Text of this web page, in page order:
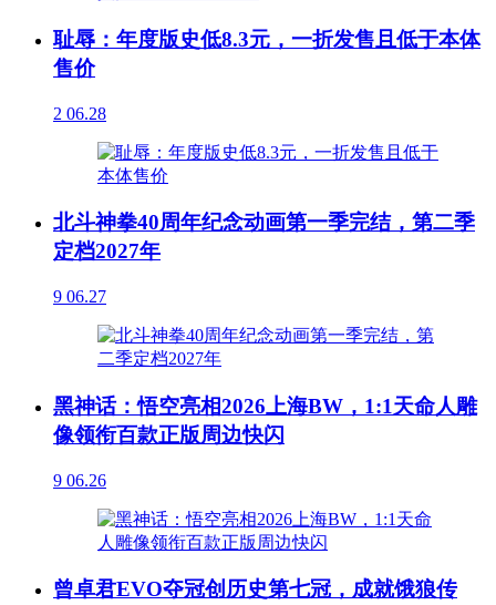
耻辱：年度版史低8.3元，一折发售且低于本体
售价
2 06.28
北斗神拳40周年纪念动画第一季完结，第二季
定档2027年
9 06.27
黑神话：悟空亮相2026上海BW，1:1天命人雕
像领衔百款正版周边快闪
9 06.26
曾卓君EVO夺冠创历史第七冠，成就饿狼传